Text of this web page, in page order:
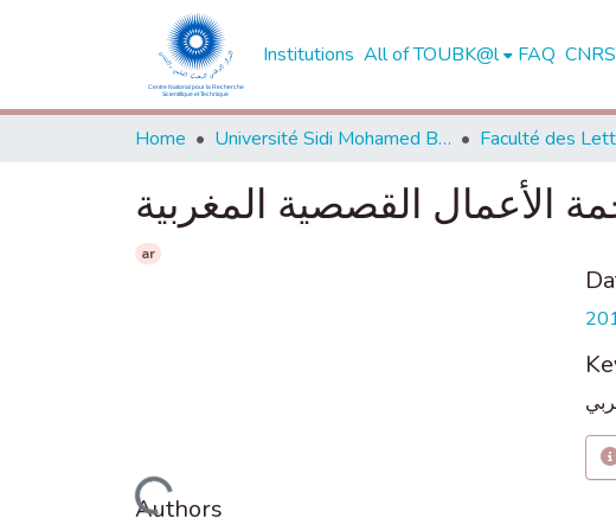
Institutions All of TOUBK@l FAQ
Home Université Sidi Mohamed Ben Abdellah de Fès
الأعمال القصصية المغربية
ar
Authors